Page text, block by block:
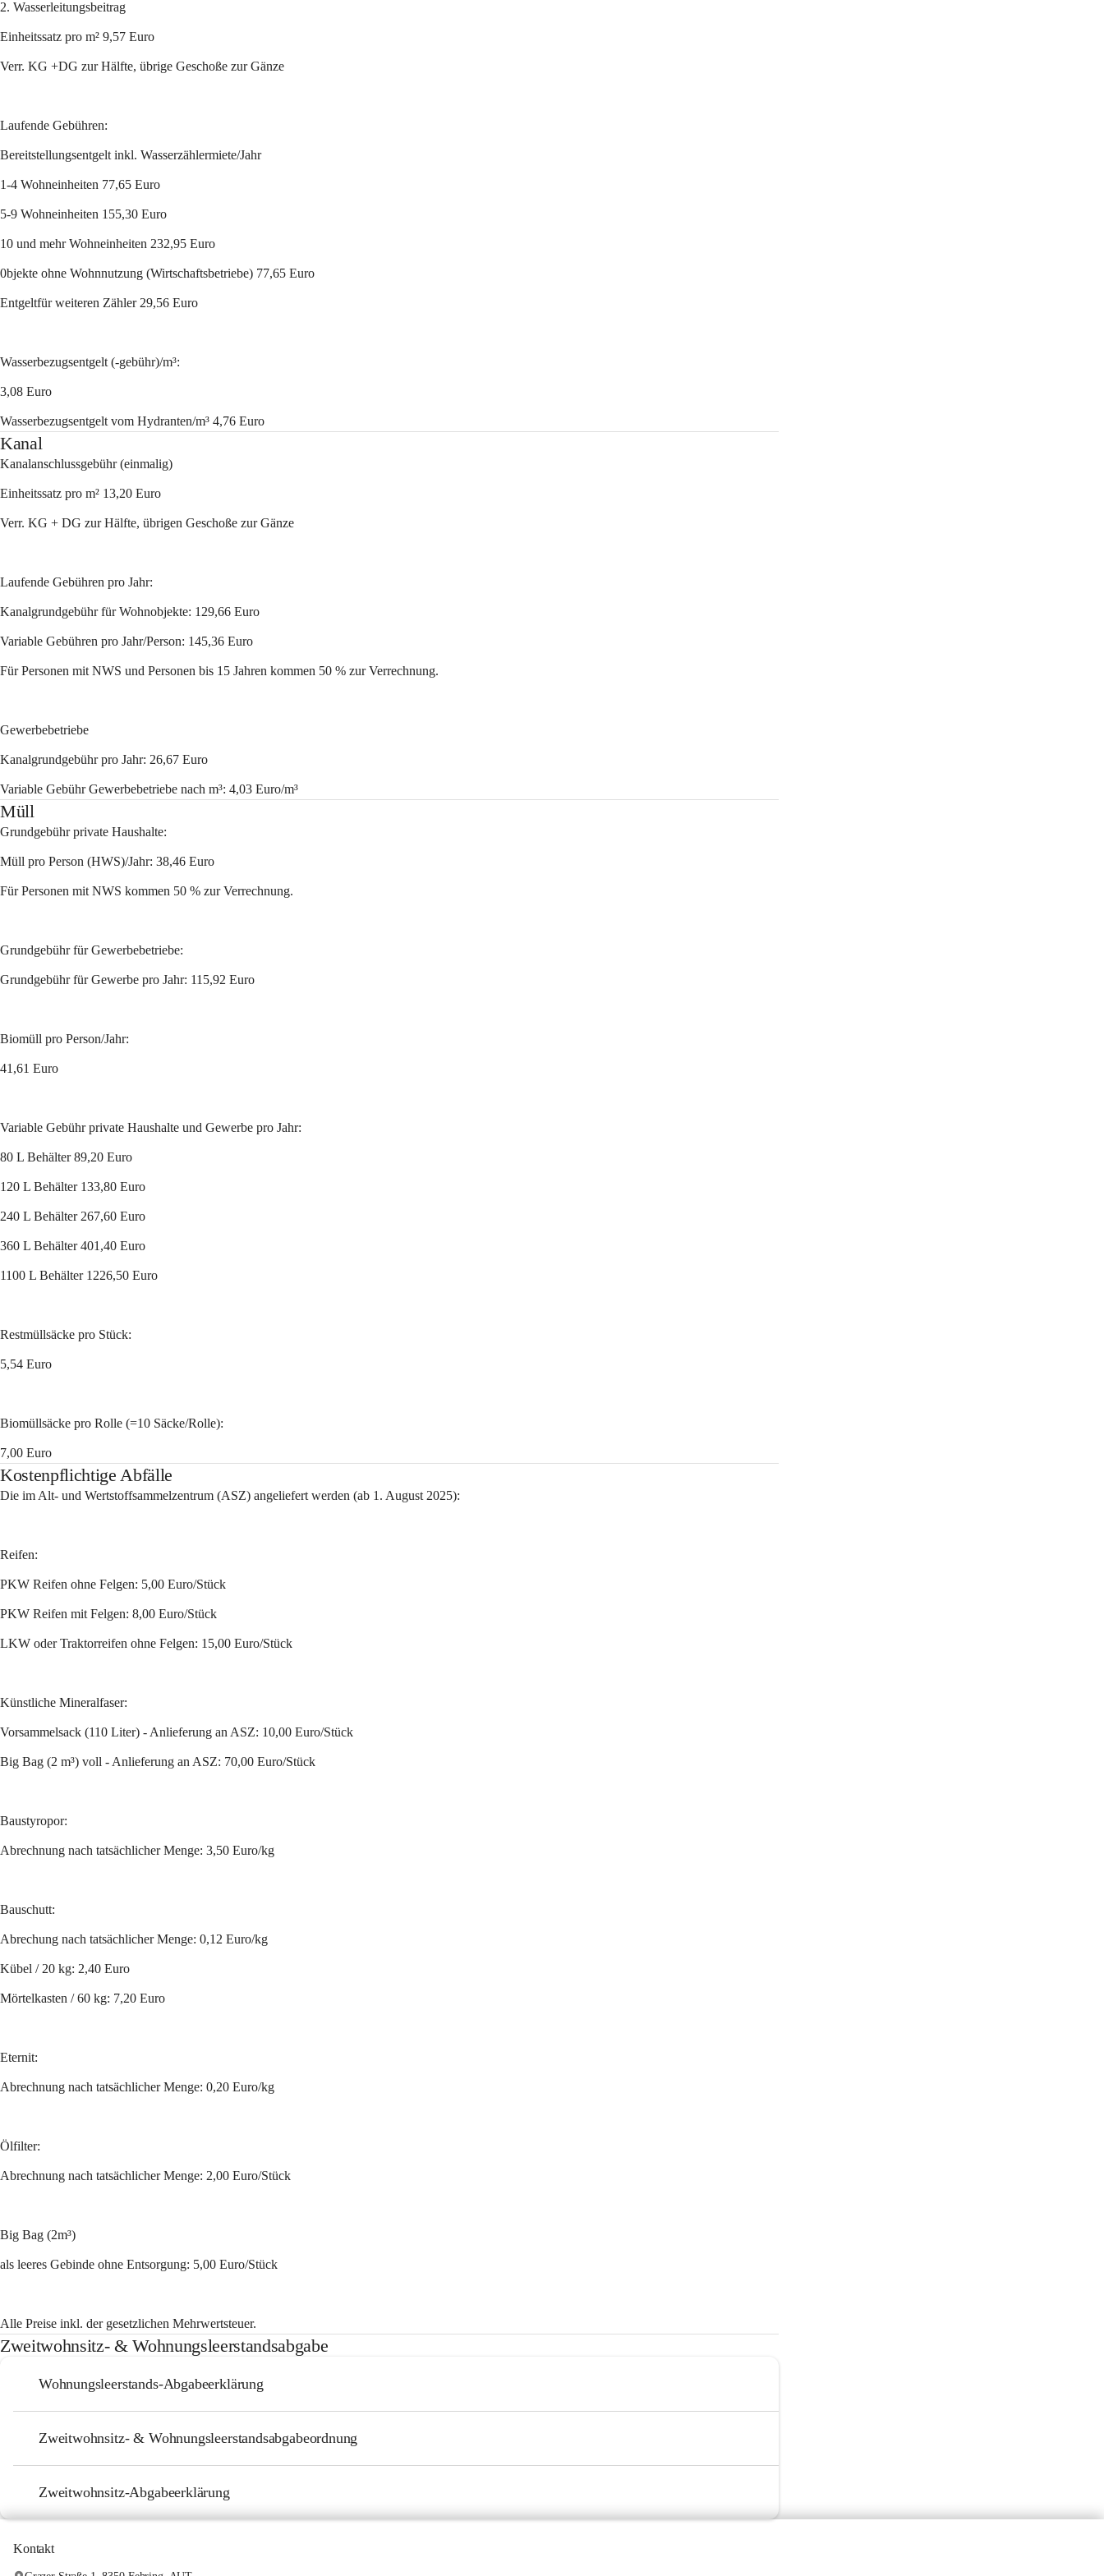
2. Wasserleitungsbeitrag
Einheitssatz pro m² 9,57 Euro
Verr. KG +DG zur Hälfte, übrige Geschoße zur Gänze
Laufende Gebühren:
Bereitstellungsentgelt inkl. Wasserzählermiete/Jahr
1-4 Wohneinheiten 77,65 Euro
5-9 Wohneinheiten 155,30 Euro
10 und mehr Wohneinheiten 232,95 Euro
0bjekte ohne Wohnnutzung (Wirtschaftsbetriebe) 77,65 Euro
Entgeltfür weiteren Zähler 29,56 Euro
Wasserbezugsentgelt (-gebühr)/m³:
3,08 Euro
Wasserbezugsentgelt vom Hydranten/m³ 4,76 Euro
Kanal
Kanalanschlussgebühr (einmalig)
Einheitssatz pro m² 13,20 Euro
Verr. KG + DG zur Hälfte, übrigen Geschoße zur Gänze
Laufende Gebühren pro Jahr:
Kanalgrundgebühr für Wohnobjekte: 129,66 Euro
Variable Gebühren pro Jahr/Person: 145,36 Euro
Für Personen mit NWS und Personen bis 15 Jahren kommen 50 % zur Verrechnung.
Gewerbebetriebe
Kanalgrundgebühr pro Jahr: 26,67 Euro
Variable Gebühr Gewerbebetriebe nach m³: 4,03 Euro/m³
Müll
Grundgebühr private Haushalte:
Müll pro Person (HWS)/Jahr: 38,46 Euro
Für Personen mit NWS kommen 50 % zur Verrechnung.
Grundgebühr für Gewerbebetriebe:
Grundgebühr für Gewerbe pro Jahr: 115,92 Euro
Biomüll pro Person/Jahr:
41,61 Euro
Variable Gebühr private Haushalte und Gewerbe pro Jahr:
80 L Behälter 89,20 Euro
120 L Behälter 133,80 Euro
240 L Behälter 267,60 Euro
360 L Behälter 401,40 Euro
1100 L Behälter 1226,50 Euro
Restmüllsäcke pro Stück:
5,54 Euro
Biomüllsäcke pro Rolle (=10 Säcke/Rolle):
7,00 Euro
Kostenpflichtige Abfälle
Die im Alt- und Wertstoffsammelzentrum (ASZ) angeliefert werden (ab 1. August 2025):
Reifen:
PKW Reifen ohne Felgen: 5,00 Euro/Stück
PKW Reifen mit Felgen: 8,00 Euro/Stück
LKW oder Traktorreifen ohne Felgen: 15,00 Euro/Stück
Künstliche Mineralfaser:
Vorsammelsack (110 Liter) - Anlieferung an ASZ: 10,00 Euro/Stück
Big Bag (2 m³) voll - Anlieferung an ASZ: 70,00 Euro/Stück
Baustyropor:
Abrechnung nach tatsächlicher Menge: 3,50 Euro/kg
Bauschutt:
Abrechung nach tatsächlicher Menge: 0,12 Euro/kg
Kübel / 20 kg: 2,40 Euro
Mörtelkasten / 60 kg: 7,20 Euro
Eternit:
Abrechnung nach tatsächlicher Menge: 0,20 Euro/kg
Ölfilter:
Abrechnung nach tatsächlicher Menge: 2,00 Euro/Stück
Big Bag (2m³)
als leeres Gebinde ohne Entsorgung: 5,00 Euro/Stück
Alle Preise inkl. der gesetzlichen Mehrwertsteuer.
Zweitwohnsitz- & Wohnungsleerstandsabgabe
Wohnungsleerstands-Abgabeerklärung
Zweitwohnsitz- & Wohnungsleerstandsabgabeordnung
Zweitwohnsitz-Abgabeerklärung
Kontakt